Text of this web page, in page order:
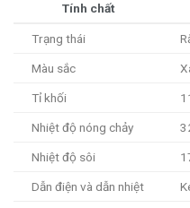
Tính chất
Trạng thái
Màu sắc
Tỉ khối
Nhiệt độ nóng chảy
Nhiệt độ sôi
Dẫn điện và dẫn nhiệt